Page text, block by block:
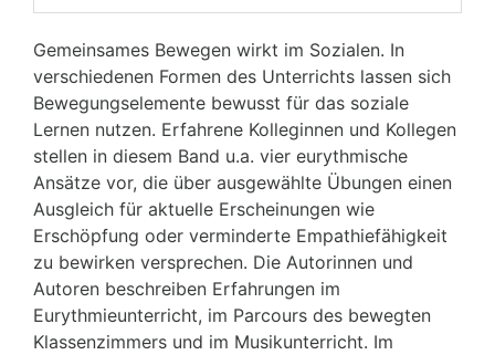
Gemeinsames Bewegen wirkt im Sozialen. In
verschiedenen Formen des Unterrichts lassen sich
Bewegungselemente bewusst für das soziale
Lernen nutzen. Erfahrene Kolleginnen und Kollegen
stellen in diesem Band u.a. vier eurythmische
Ansätze vor, die über ausgewählte Übungen einen
Ausgleich für aktuelle Erscheinungen wie
Erschöpfung oder verminderte Empathiefähigkeit
zu bewirken versprechen. Die Autorinnen und
Autoren beschreiben Erfahrungen im
Eurythmieunterricht, im Parcours des bewegten
Klassenzimmers und im Musikunterricht. Im